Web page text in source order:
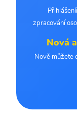
zpracování
Nová
Nově můžete